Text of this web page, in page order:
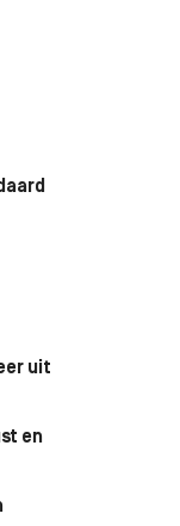
uit
en